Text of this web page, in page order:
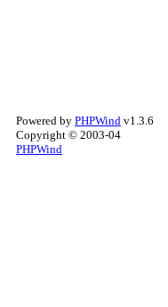
Powered by PHPWind v1.3.6
Copyright © 2003-04
PHPWind